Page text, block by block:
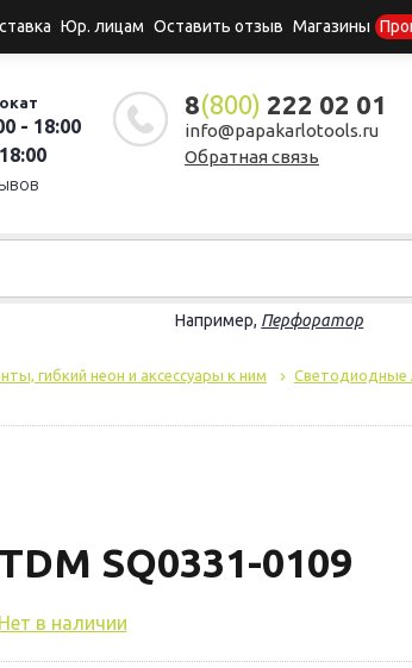
Юр. лицам Оставить отзыв Магазины
- 18:00
8(800) 222 02 01
info@papakarlotools.ru
Обратная связь
Например, Перфоратор
гибкий неон и аксессуары к ним
Светодиодные
TDM SQ0331-0109
Нет в наличии